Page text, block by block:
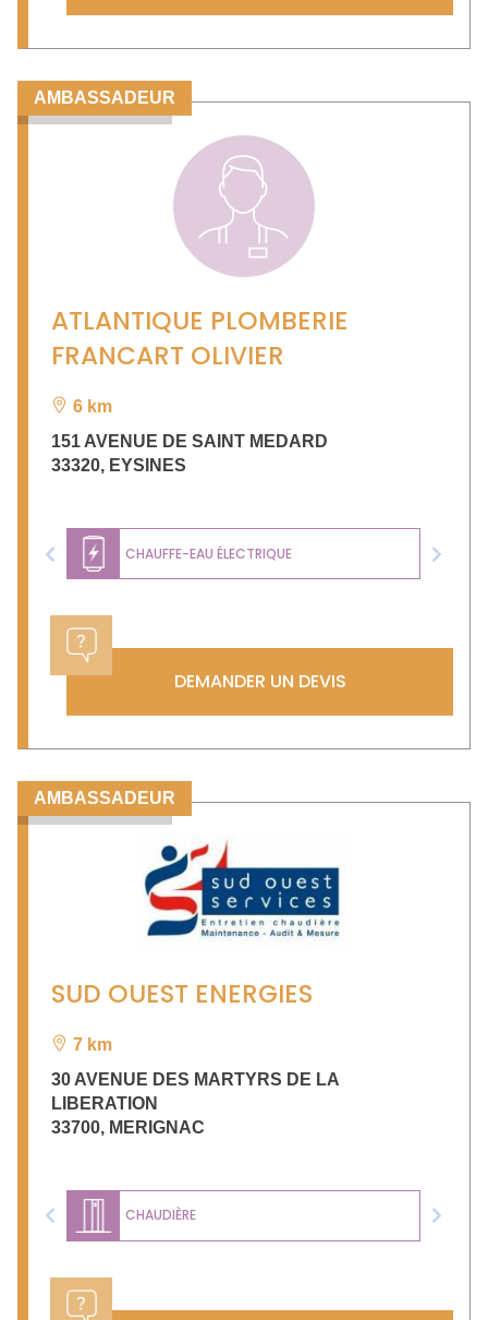
AMBASSADEUR
ATLANTIQUE PLOMBERIE
FRANCART OLIVIER
6 km
151 AVENUE DE SAINT MEDARD
33320, EYSINES
CHAUFFE-EAU ÉLECTRIQUE
Previous Next
DEMANDER UN DEVIS
AMBASSADEUR
SUD OUEST ENERGIES
7 km
30 AVENUE DES MARTYRS DE LA
LIBERATION
33700, MERIGNAC
CHAUDIÈRE
Previous Next